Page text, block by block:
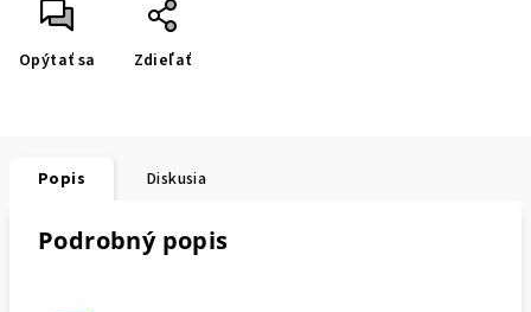
Opýtať sa Zdieľať
Popis Diskusia
Podrobný popis